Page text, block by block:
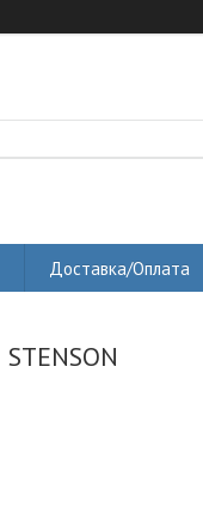
Доставка/Оплата
STENSON